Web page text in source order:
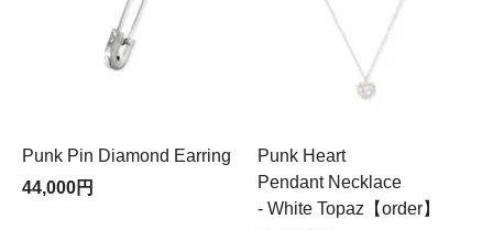
Punk Pin Diamond Earring
44,000円
Punk Heart
Pendant Necklace
- White Topaz【order】